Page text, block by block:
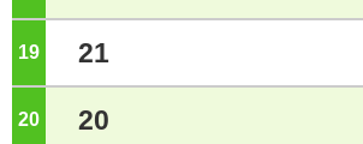
19 21
20 20